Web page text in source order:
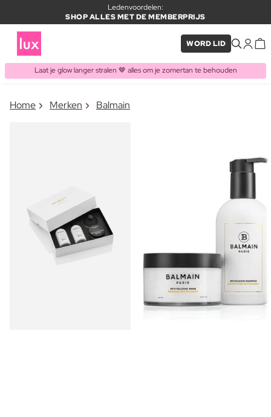
Ledenvoordelen:
SHOP ALLES MET DE MEMBERPRIJS
WORD LID
Laat je glow langer stralen 🤎 alles om je zomertan te behouden
ITEM TOEGEVOEGD AAN
Home Merken Balmain